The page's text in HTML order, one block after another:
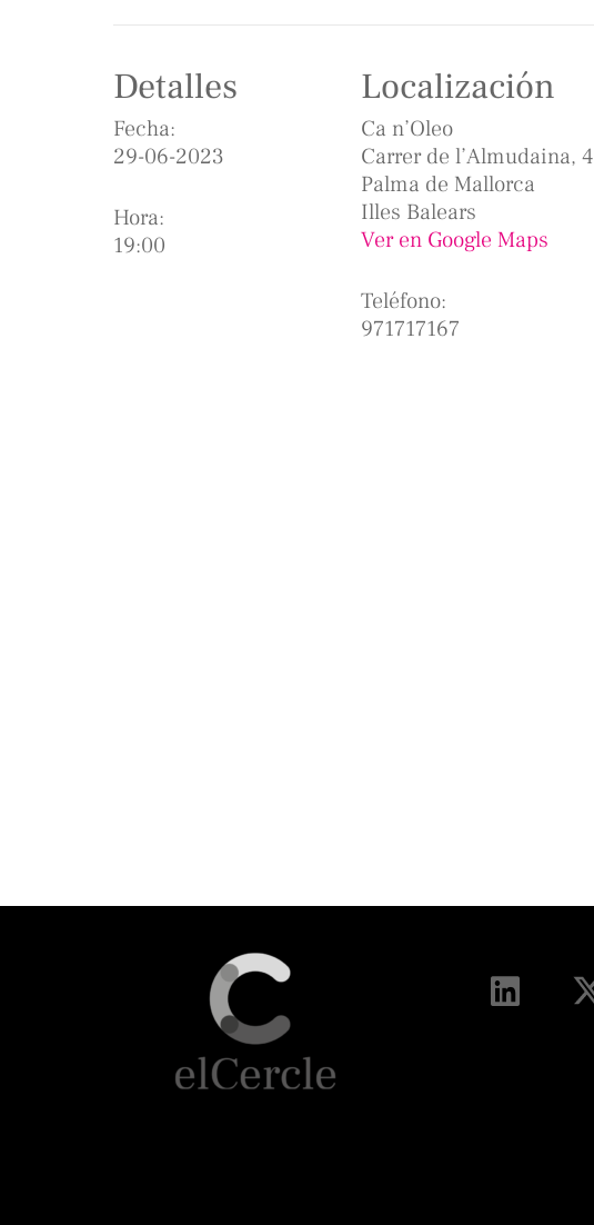
Detalles
Fecha:
29-06-2023
Hora:
19:00
Localización
Ca n’Oleo
Carrer de l’Almudaina, 4
Palma de Mallorca
Illes Balears
Ver en Google Maps
Teléfono:
971717167